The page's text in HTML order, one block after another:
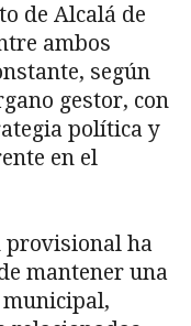
de Alcalá de
ambos
según
gestor, con
política y
en el
provisional ha
mantener una
municipal,